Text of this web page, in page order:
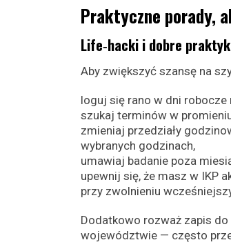
Praktyczne porady,
Life‑hacki i dobre
Aby zwiększyć szansę na
loguj się rano w dni
szukaj terminów w
zmieniaj przedziały
wybranych godzinach,
umawiaj badanie poza
upewnij się, że masz w IKP
przy zwolnieniu
Dodatkowo rozważ zapis
województwie — często